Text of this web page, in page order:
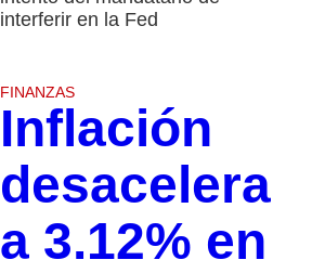
interferir en la Fed
FINANZAS
Inflación
desacelera
a 3.12% en